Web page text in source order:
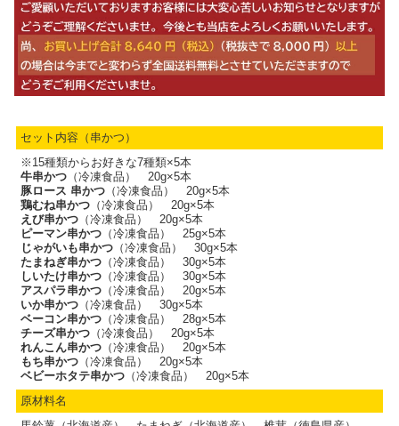
セット内容（串かつ）
※15種類からお好きな7種類×5本
牛串かつ （冷凍食品） 20g×5本
豚ロース 串かつ （冷凍食品） 20g×5本
鶏むね串かつ （冷凍食品） 20g×5本
えび串かつ （冷凍食品） 20g×5本
ピーマン串かつ （冷凍食品） 25g×5本
じゃがいも串かつ （冷凍食品） 30g×5本
たまねぎ串かつ （冷凍食品） 30g×5本
しいたけ串かつ （冷凍食品） 30g×5本
アスパラ串かつ （冷凍食品） 20g×5本
いか串かつ （冷凍食品） 30g×5本
ベーコン串かつ （冷凍食品） 28g×5本
チーズ串かつ （冷凍食品） 20g×5本
れんこん串かつ （冷凍食品） 20g×5本
もち串かつ （冷凍食品） 20g×5本
ベビーホタテ串かつ （冷凍食品） 20g×5本
原材料名